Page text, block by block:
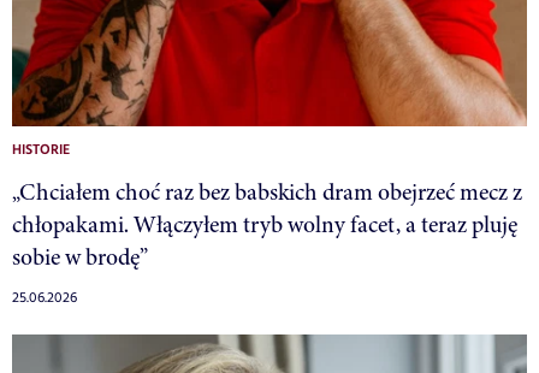
HISTORIE
„Chciałem choć raz bez babskich dram obejrzeć mecz z
chłopakami. Włączyłem tryb wolny facet, a teraz pluję
sobie w brodę”
25.06.2026